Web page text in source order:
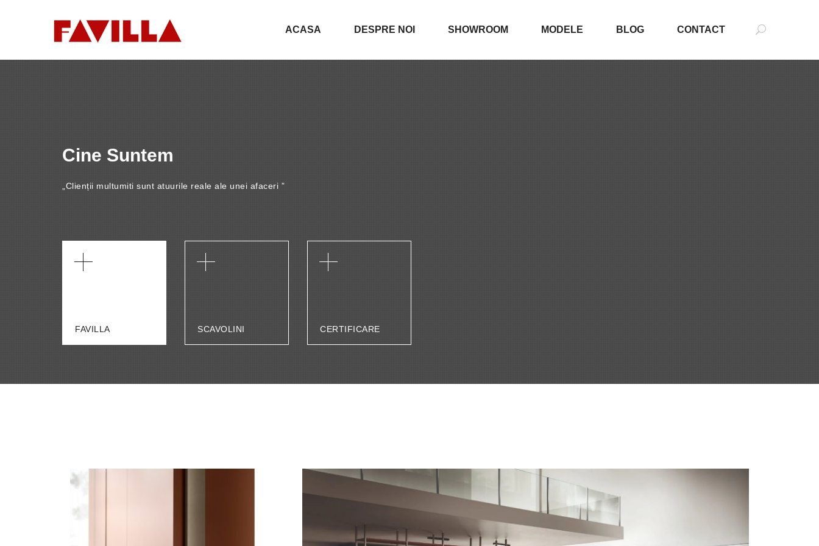
ACASA DESPRE NOI SHOWROOM MODELE BLOG CONTACT
Cine Suntem
„Clienții multumiti sunt atuurile reale ale unei afaceri ”
FAVILLA SCAVOLINI CERTIFICARE